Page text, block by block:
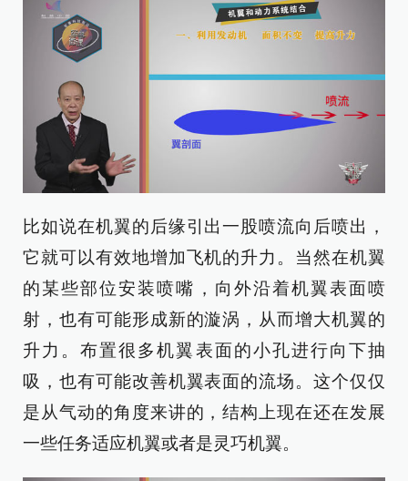
比如说在机翼的后缘引出一股喷流向后喷出，
它就可以有效地增加飞机的升力。当然在机翼
的某些部位安装喷嘴，向外沿着机翼表面喷
射，也有可能形成新的漩涡，从而增大机翼的
升力。布置很多机翼表面的小孔进行向下抽
吸，也有可能改善机翼表面的流场。这个仅仅
是从气动的角度来讲的，结构上现在还在发展
一些任务适应机翼或者是灵巧机翼。